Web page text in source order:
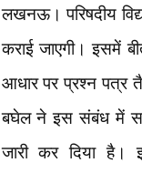
लखनऊ। परिषदीय
कराई जाएगी। इसमें
आधार पर प्रश्न पत्र
बघेल ने इस संबंध में
जारी कर दिया है।